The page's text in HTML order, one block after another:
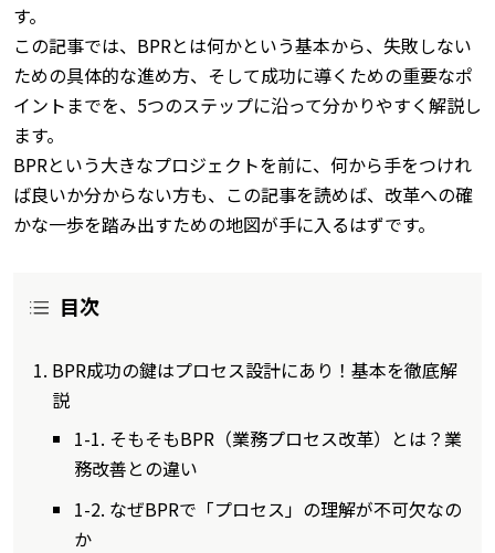
す。
この記事では、BPRとは何かという基本から、失敗しない
ための具体的な進め方、そして成功に導くための重要なポ
イントまでを、5つのステップに沿って分かりやすく解説し
ます。
BPRという大きなプロジェクトを前に、何から手をつけれ
ば良いか分からない方も、この記事を読めば、改革への確
かな一歩を踏み出すための地図が手に入るはずです。
目次
BPR成功の鍵はプロセス設計にあり！基本を徹底解
説
1-1. そもそもBPR（業務プロセス改革）とは？業
務改善との違い
1-2. なぜBPRで「プロセス」の理解が不可欠なの
か